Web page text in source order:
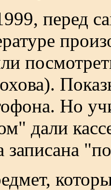
перед
Но
дали
записана